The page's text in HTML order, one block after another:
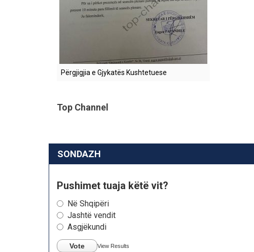
Përgjigjia e Gjykatës Kushtetuese
Top Channel
SONDAZH
Pushimet tuaja këtë vit?
Në Shqipëri
Jashtë vendit
Asgjëkundi
Vote View Results